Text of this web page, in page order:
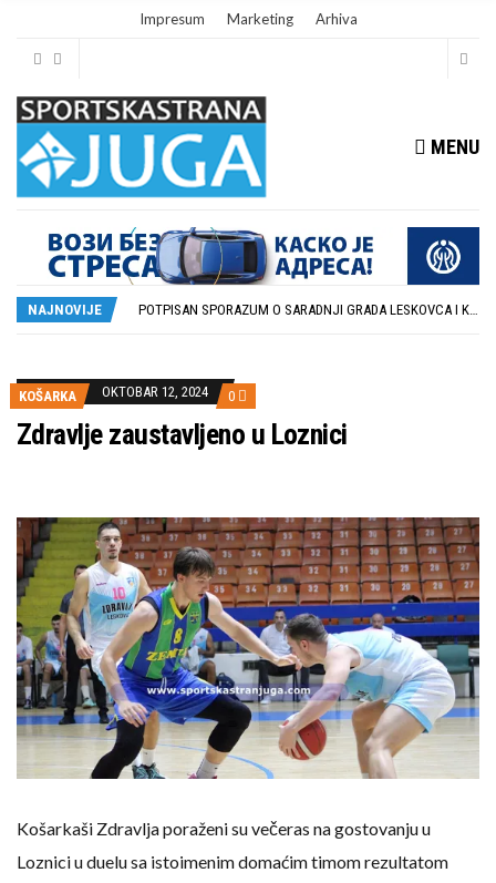
Impresum Marketing Arhiva
MENU
NAJNOVIJE
STOPROCENTNI ODZIV KLUBOVA ZONE JUG I SRPSKE LIGE ISTOK NA REDOVNIM KONFERENCIJAMA PRED NOVU SEZONU
KOŠARKA
OKTOBAR 12, 2024 0
Zdravlje zaustavljeno u Loznici
Košarkaši Zdravlja poraženi su večeras na gostovanju u
Loznici u duelu sa istoimenim domaćim timom rezultatom